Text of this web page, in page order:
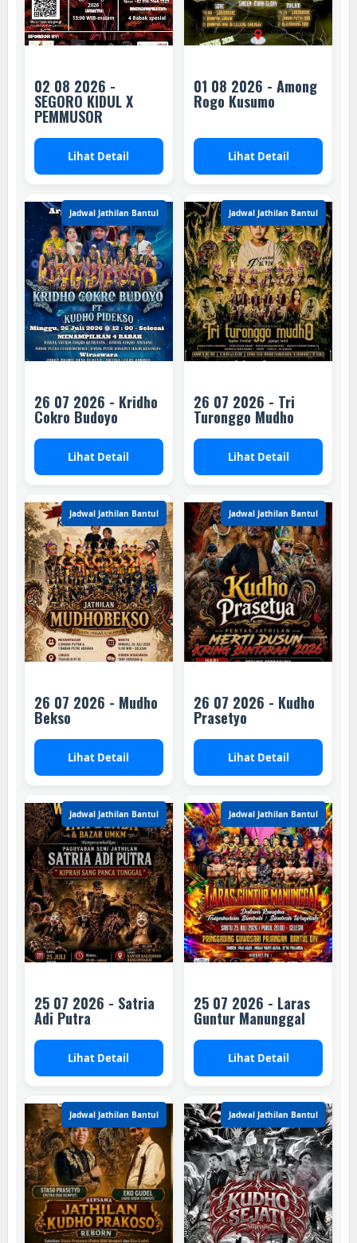
02 08 2026 -
SEGORO KIDUL X
PEMMUSOR
Lihat Detail
01 08 2026 - Among
Rogo Kusumo
Lihat Detail
Jadwal Jathilan Bantul
26 07 2026 - Kridho
Cokro Budoyo
Lihat Detail
Jadwal Jathilan Bantul
26 07 2026 - Tri
Turonggo Mudho
Lihat Detail
Jadwal Jathilan Bantul
26 07 2026 - Mudho
Bekso
Lihat Detail
Jadwal Jathilan Bantul
26 07 2026 - Kudho
Prasetyo
Lihat Detail
Jadwal Jathilan Bantul
25 07 2026 - Satria
Adi Putra
Lihat Detail
Jadwal Jathilan Bantul
25 07 2026 - Laras
Guntur Manunggal
Lihat Detail
Jadwal Jathilan Bantul Jadwal Jathilan Bantul